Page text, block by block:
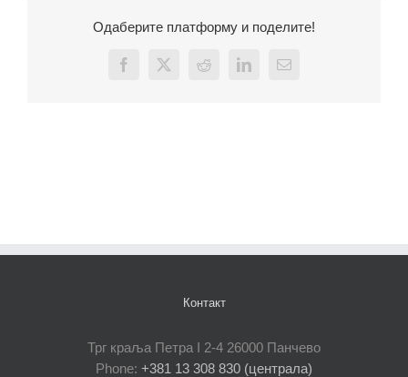
Одаберите платформу и поделите!
Facebook
X Reddit LinkedInEmail
Контакт
Трг краља Петра I 2-4 26000 Панчево
Phone: +381 13 308 830 (централа)